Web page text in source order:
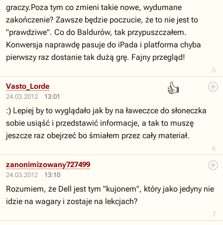
5
graczy.Poza tym co zmieni takie nowe, wydumane
zakończenie? Zawsze będzie poczucie, że to nie jest to
"prawdziwe". Co do Baldurów, tak przypuszczałem.
Konwersja naprawdę pasuje do iPada i platforma chyba
pierwszy raz dostanie tak dużą grę. Fajny przegląd!
24.03.2012 13:01
👍
6
Vasto_Lorde
:) Lepiej by to wyglądało jak by na ławeczce do słoneczka
sobie usiąść i przedstawić informacje, a tak to muszę
jeszcze raz obejrzeć bo śmiałem przez cały materiał.
24.03.2012 13:10
7
zanonimizowany727499
Rozumiem, że Dell jest tym "kujonem", który jako jedyny nie
idzie na wagary i zostaje na lekcjach?